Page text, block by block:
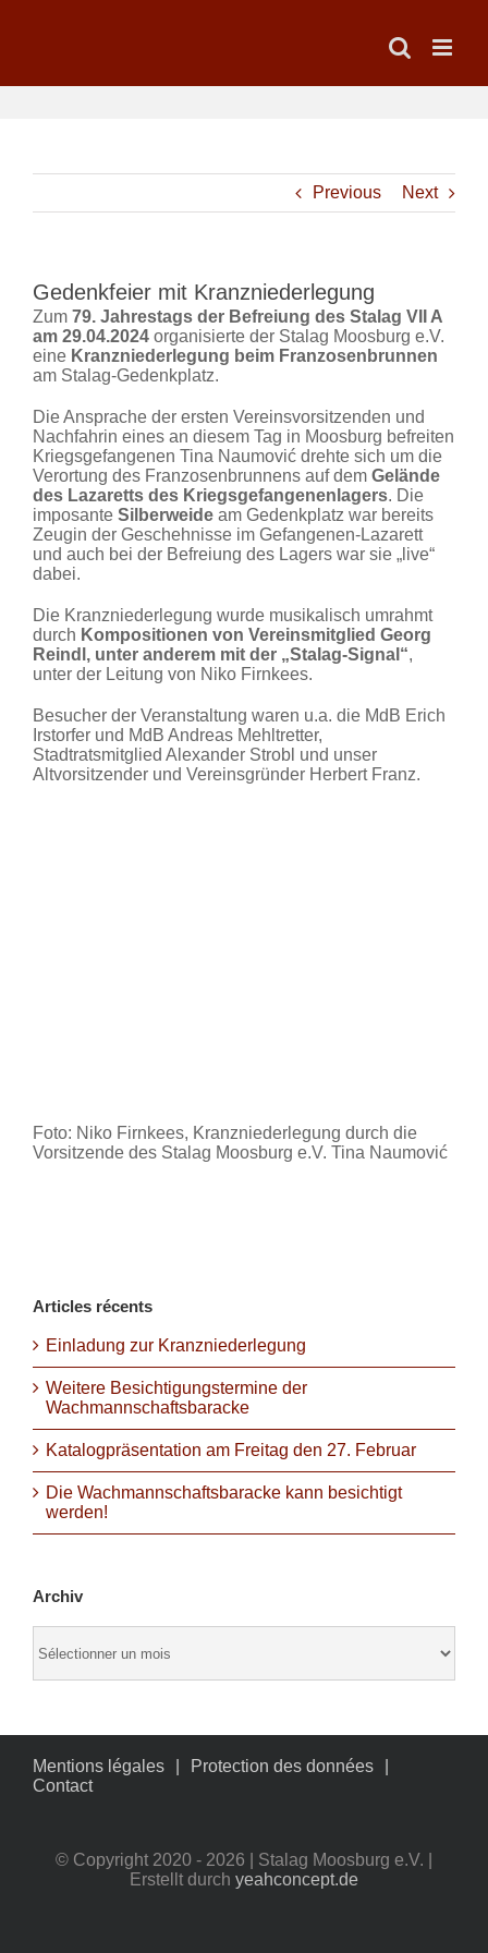
Previous Next
Gedenkfeier mit Kranzniederlegung
Zum 79. Jahrestags der Befreiung des Stalag VII A
am 29.04.2024 organisierte der Stalag Moosburg e.V.
eine Kranzniederlegung beim Franzosenbrunnen
am Stalag-Gedenkplatz.
Die Ansprache der ersten Vereinsvorsitzenden und
Nachfahrin eines an diesem Tag in Moosburg befreiten
Kriegsgefangenen Tina Naumović drehte sich um die
Verortung des Franzosenbrunnens auf dem Gelände
des Lazaretts des Kriegsgefangenenlagers. Die
imposante Silberweide am Gedenkplatz war bereits
Zeugin der Geschehnisse im Gefangenen-Lazarett
und auch bei der Befreiung des Lagers war sie „live“
dabei.
Die Kranzniederlegung wurde musikalisch umrahmt
durch Kompositionen von Vereinsmitglied Georg
Reindl, unter anderem mit der „Stalag-Signal“,
unter der Leitung von Niko Firnkees.
Besucher der Veranstaltung waren u.a. die MdB Erich
Irstorfer und MdB Andreas Mehltretter,
Stadtratsmitglied Alexander Strobl und unser
Altvorsitzender und Vereinsgründer Herbert Franz.
Foto: Niko Firnkees, Kranzniederlegung durch die
Vorsitzende des Stalag Moosburg e.V. Tina Naumović
Articles récents
Einladung zur Kranzniederlegung
Weitere Besichtigungstermine der
Wachmannschaftsbaracke
Katalogpräsentation am Freitag den 27. Februar
Die Wachmannschaftsbaracke kann besichtigt
werden!
Archiv
Mentions légales
Protection des données
Contact
© Copyright 2020 - 2026 | Stalag Moosburg e.V. |
Erstellt durch yeahconcept.de